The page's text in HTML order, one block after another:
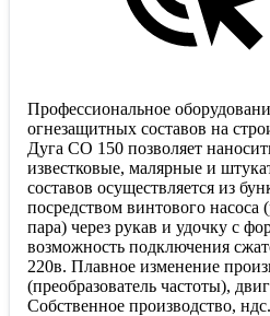
Профессиональное
огнезащитных составов на
Дуга СО 150 позволяет
известковые, малярные и
составов осуществляется из
посредством винтового насоса
пара) через рукав и удочку с
возможность подключения
220в. Плавное изменение
(преобразователь частоты),
Собственное производство, ндс.